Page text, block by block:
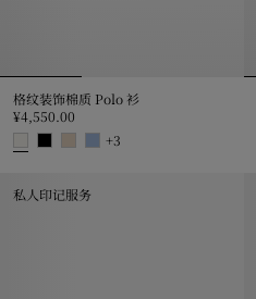
格纹装饰棉质 Polo 衫
¥4,550.00
+3
私人印记服务